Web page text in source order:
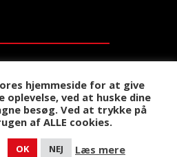
Invest Handel
af Kompas360 Web og Marketing
hjemmeside for at give
oplevelse, ved at huske dine
besøg. Ved at trykke på
af ALLE cookies.
OK NEJ Læs mere